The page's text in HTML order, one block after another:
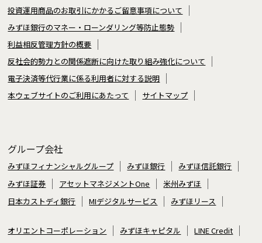
投資運用商品のお取引にかかるご留意事項について
みずほ銀行のマネー・ローンダリング等防止態勢
利益相反管理方針の概要
反社会的勢力との関係遮断に向けた取り組み強化について
電子決済等代行業に係る利用者に対する説明
本ウェブサイトのご利用にあたって
サイトマップ
グループ会社
みずほフィナンシャルグループ みずほ銀行
みずほ信託銀行
みずほ証券
アセットマネジメントOne
米州みずほ
日本カストディ銀行
MIデジタルサービス みずほリース
オリエントコーポレーション みずほキャピタル
LINE Credit